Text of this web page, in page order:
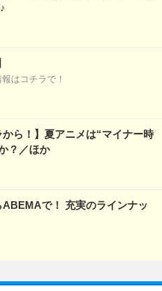
はコチラで！
から！】夏アニメは“マイナー時
？／ほか
で！ 充実のラインナッ